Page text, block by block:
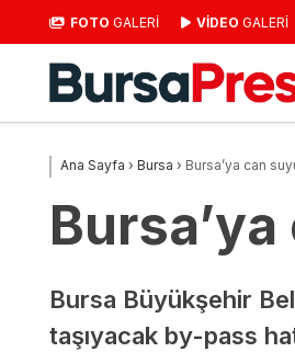
FOTO GALERİ VİDEO GALERİ
Ana Sayfa › Bursa › Bursa’ya can
Bursa Büyükşehir
taşıyacak by-pass